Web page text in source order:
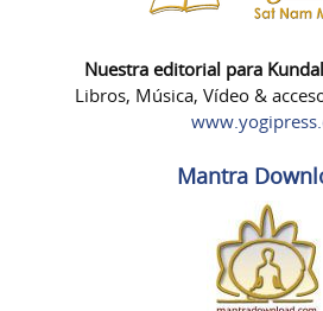
Nuestra editorial para
Libros, Música, Vídeo &
Mantra